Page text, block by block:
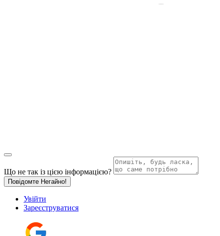
Що не так із цією інформацією?
Повідомте Негайно!
Увійти
Зареєструватися